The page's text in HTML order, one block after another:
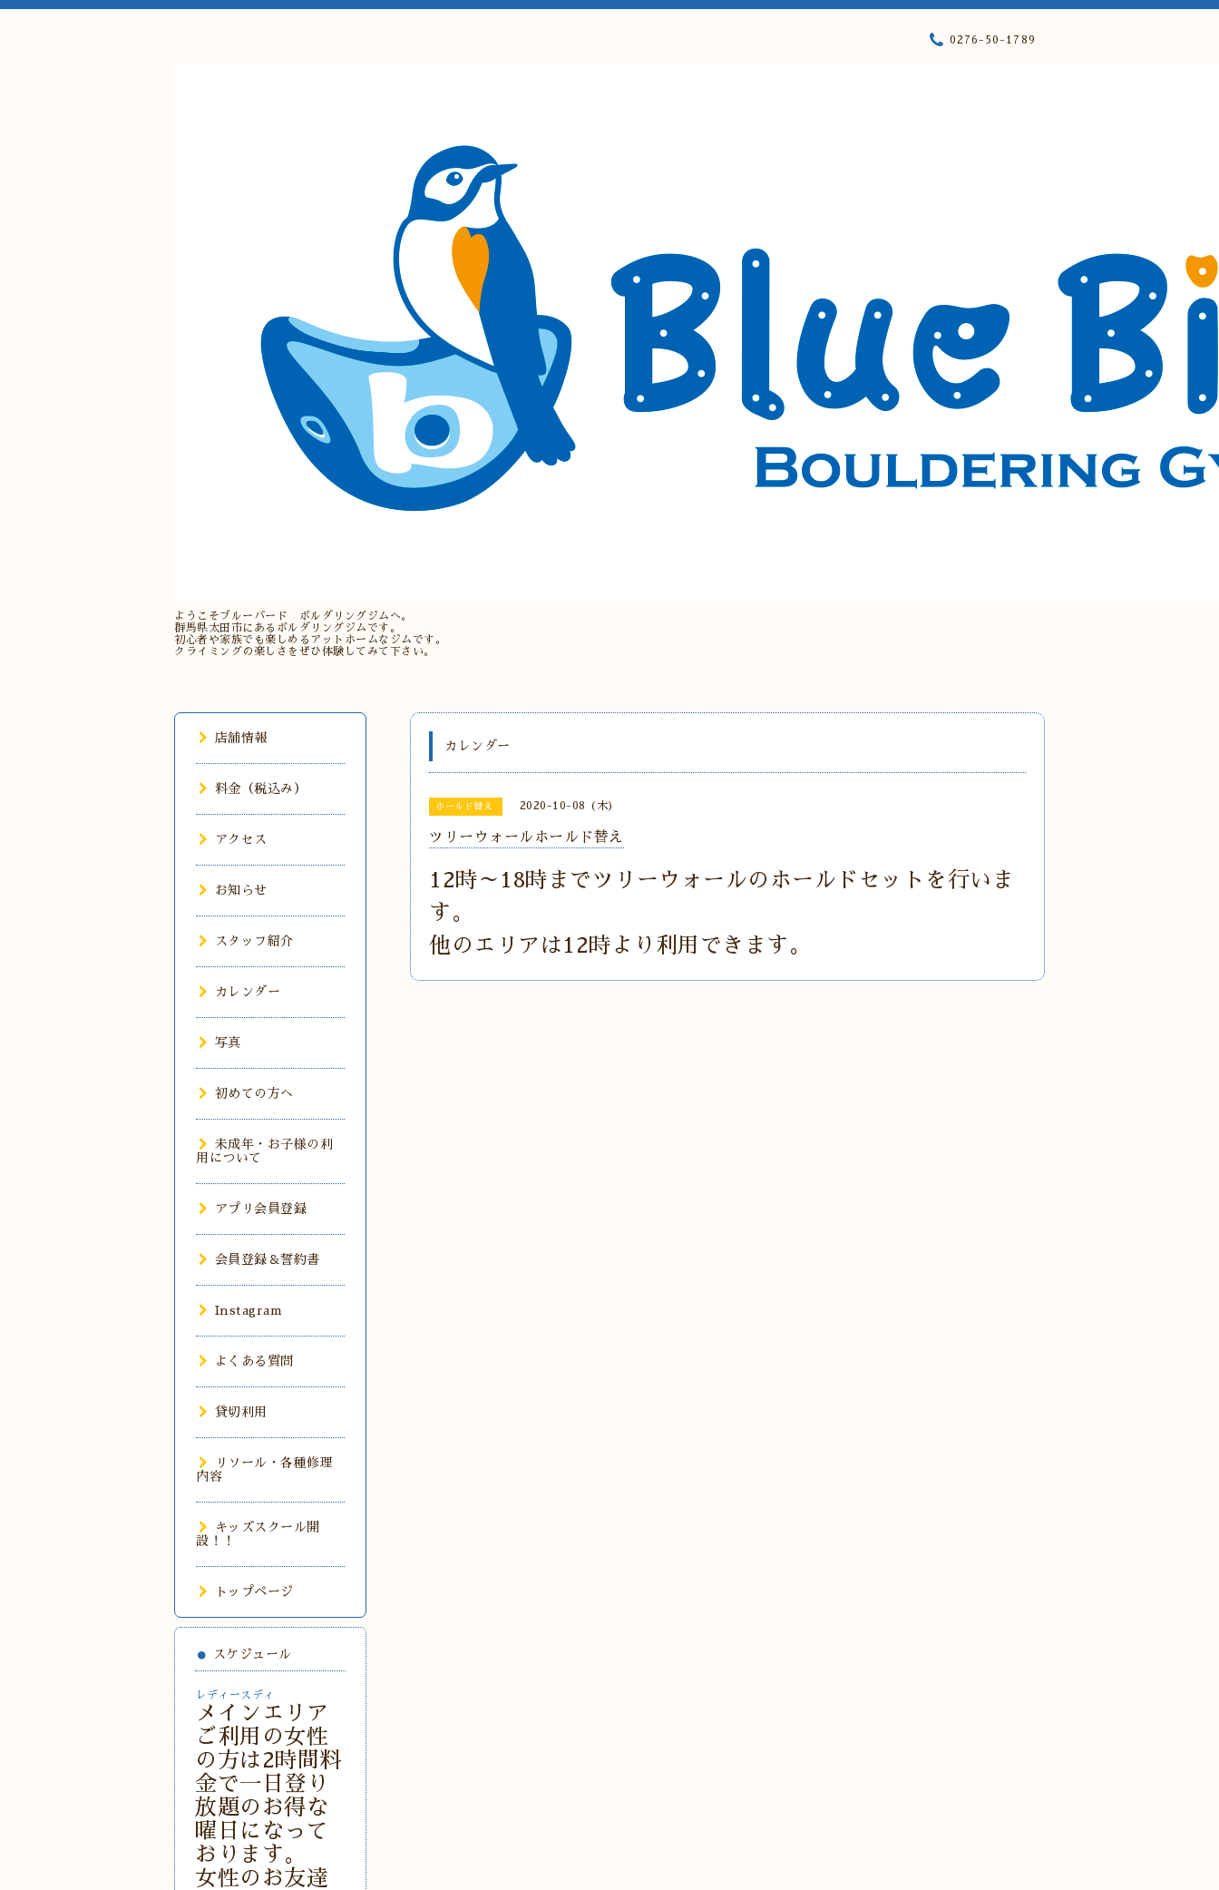
ようこそブルーバード ボルダリングジムへ。
群馬県太田市にあるボルダリングジムです。
初心者や家族でも楽しめるアットホームなジムです。
クライミングの楽しさをぜひ体験してみて下さい。
0276-50-1789
カレンダー
ホールド替え 2020-10-08 (木)
ツリーウォールホールド替え
12時～18時までツリーウォールのホールドセットを行いま
す。
他のエリアは12時より利用できます。
店舗情報
料金（税込み）
アクセス
お知らせ
スタッフ紹介
カレンダー
写真
初めての方へ
未成年・お子様の利
用について
アプリ会員登録
会員登録＆誓約書
Instagram
よくある質問
貸切利用
リソール・各種修理
内容
キッズスクール開
設！！
トップページ
スケジュール
レディースディ
メインエリア
ご利用の女性
の方は2時間料
金で一日登り
放題のお得な
曜日になって
おります。
女性のお友達